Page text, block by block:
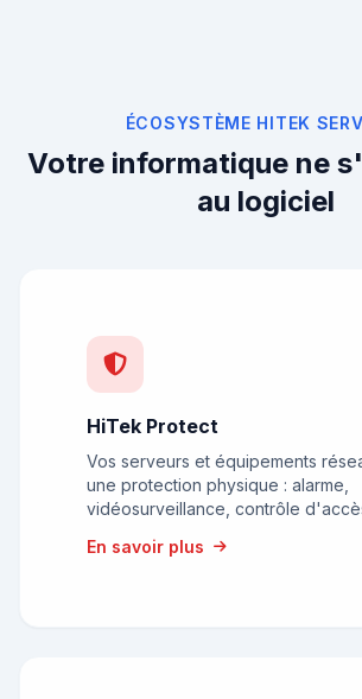
ÉCOSYSTÈME HITEK
Votre informatique ne
au logiciel
HiTek Protect
Vos serveurs et équipements
une protection physique : alarme,
vidéosurveillance, contrôle
En savoir plus